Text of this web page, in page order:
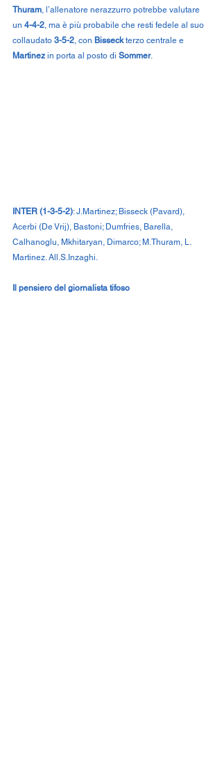
Thuram, l’allenatore nerazzurro potrebbe valutare
un 4-4-2, ma è più probabile che resti fedele al suo
collaudato 3-5-2, con Bisseck terzo centrale e
Martinez in porta al posto di Sommer.
INTER (1-3-5-2): J.Martinez; Bisseck (Pavard),
Acerbi (De Vrij), Bastoni; Dumfries, Barella,
Calhanoglu, Mkhitaryan, Dimarco; M.Thuram, L.
Martinez. All.S.Inzaghi.
Il pensiero del giornalista tifoso